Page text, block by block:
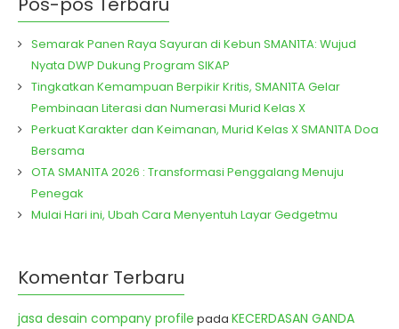
Semarak Panen Raya Sayuran di Kebun SMAN1TA: Wujud
Nyata DWP Dukung Program SIKAP
Tingkatkan Kemampuan Berpikir Kritis, SMAN1TA Gelar
Pembinaan Literasi dan Numerasi Murid Kelas X
Perkuat Karakter dan Keimanan, Murid Kelas X SMAN1TA Doa
Bersama
OTA SMAN1TA 2026 : Transformasi Penggalang Menuju
Penegak
Mulai Hari ini, Ubah Cara Menyentuh Layar Gedgetmu
Komentar Terbaru
jasa desain company profile pada KECERDASAN GANDA